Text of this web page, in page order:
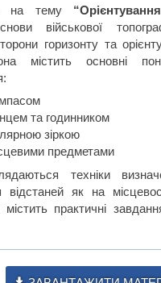
на тему
військової
горизонту та
містить основні
та годинником
зіркою
предметами
техніки
відстаней як на
містить практичні